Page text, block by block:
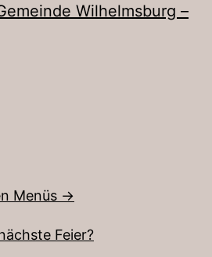
Wilhelmsburg –
Menüs ->
Feier?